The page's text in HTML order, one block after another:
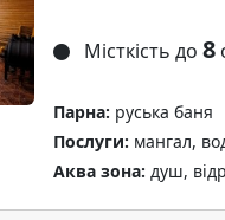
Місткість до 8
Парна: руська баня
Послуги: мангал,
Аква зона: душ,